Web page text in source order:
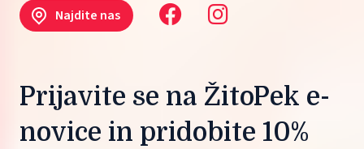
Najdite nas
Prijavite se na ŽitoPek e-
novice in pridobite 10%